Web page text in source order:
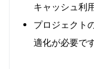
キャッシュ利
プロジェクト
適化が必要です